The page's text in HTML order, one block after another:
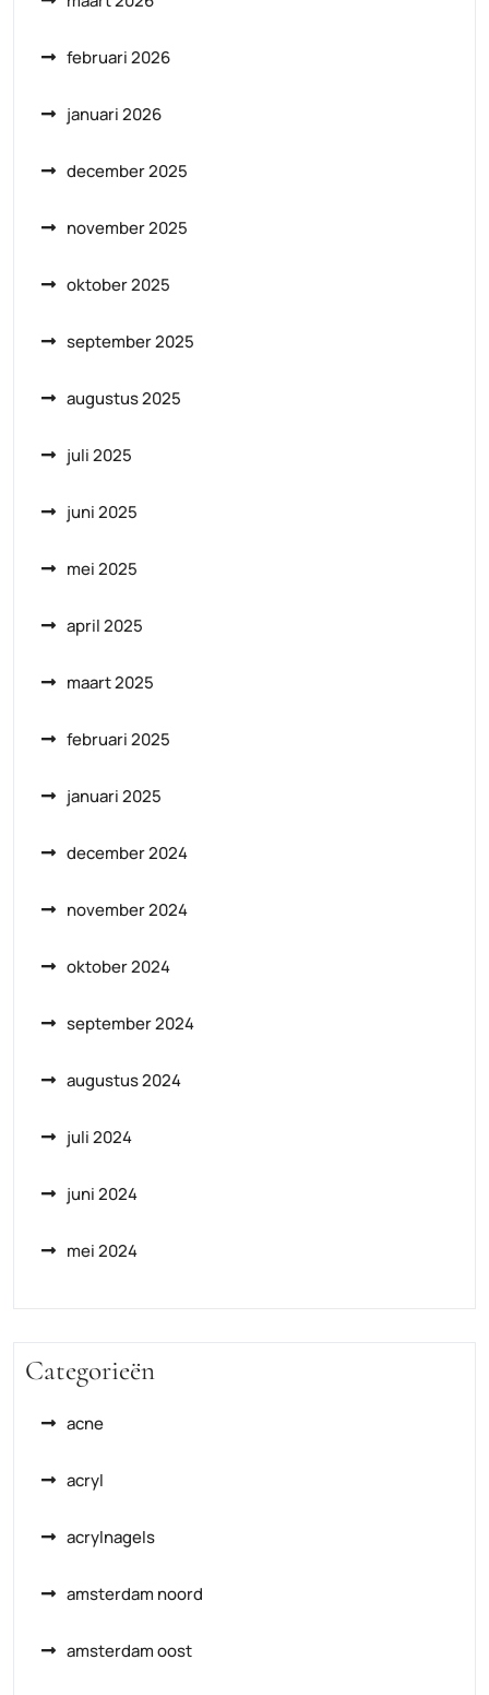
februari 2026
januari 2026
december 2025
november 2025
oktober 2025
september 2025
augustus 2025
juli 2025
juni 2025
mei 2025
april 2025
maart 2025
februari 2025
januari 2025
december 2024
november 2024
oktober 2024
september 2024
augustus 2024
juli 2024
juni 2024
mei 2024
Categorieën
acne
acryl
acrylnagels
amsterdam noord
amsterdam oost